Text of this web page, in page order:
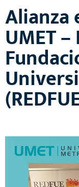
Alianza
UMET